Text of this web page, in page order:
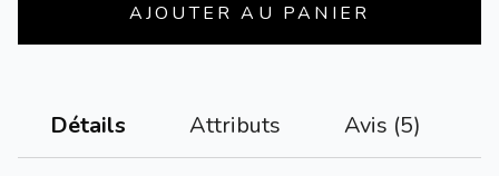
AJOUTER AU PANIER
Détails Attributs Avis (5)